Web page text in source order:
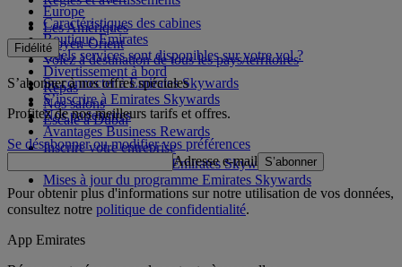
Europe
Les Amériques
Moyen-Orient
Volez à destination de tous les pays/territoires
Caractéristiques des cabines
Boutique Emirates
Quels services sont disponibles sur votre vol ?
Divertissement à bord
Repas
Nos salons
Escale à Dubai
Fidélité
Se connecter à Emirates Skywards
S’inscrire à Emirates Skywards
Nos partenaires
Avantages Business Rewards
Inscrire votre entreprise
Règles du programme Emirates Skywards
Mises à jour du programme Emirates Skywards
S’abonner à nos offres spéciales
Profitez de nos meilleurs tarifs et offres.
Se désabonner ou modifier vos préférences
Adresse e-mail S’abonner
Pour obtenir plus d'informations sur notre utilisation de vos données,
consultez notre politique de confidentialité.
App Emirates